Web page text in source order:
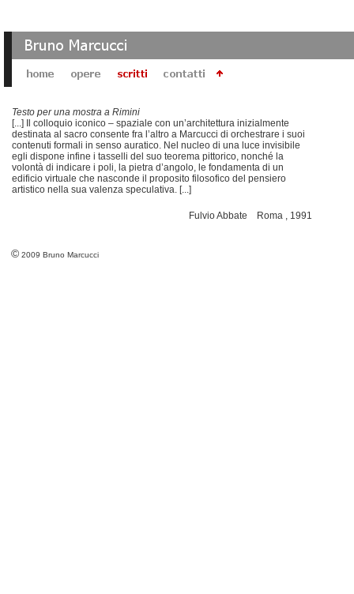
Testo per una mostra a Rimini
[...] Il colloquio iconico – spaziale con un’architettura inizialmente
destinata al sacro consente fra l’altro a Marcucci di orchestrare i suoi
contenuti formali in senso auratico. Nel nucleo di una luce invisibile
egli dispone infine i tasselli del suo teorema pittorico, nonché la
volontà di indicare i poli, la pietra d’angolo, le fondamenta di un
edificio virtuale che nasconde il proposito filosofico del pensiero
artistico nella sua valenza speculativa. [...]
Fulvio Abbate Roma , 1991
© 2009 Bruno Marcucci